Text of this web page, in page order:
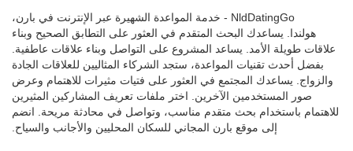
NldDatingGo - خدمة المواعدة الشهيرة عبر الإنترنت في بارن،
هولندا. يساعدك البحث المتقدم في العثور على التطابق الصحيح وبناء
علاقات طويلة الأمد. يساعد المشروع على التواصل وبناء علاقات عاطفية.
بفضل أحدث تقنيات المواعدة، ستجد الشركاء المثاليين للعلاقات الجادة
والزواج. يساعدك المجتمع في العثور على فتيات مثيرات للاهتمام وعرض
صور المستخدمين الآخرين. اختر ملفات تعريف المشاركين المثيرين
للاهتمام باستخدام بحث متقدم مناسب، وتواصل في محادثة مريحة. انضم
إلى موقع بارن المجاني للسكان المحليين والأجانب والسياح.